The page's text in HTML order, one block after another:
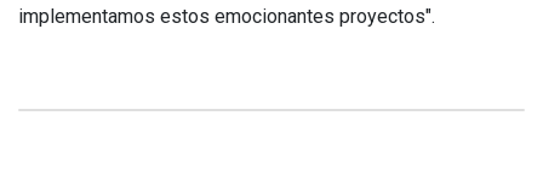
implementamos estos emocionantes proyectos".